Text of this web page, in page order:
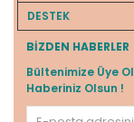
DESTEK
BIZDEN HABERLER
Bültenimize Üye
Haberiniz Olsun !